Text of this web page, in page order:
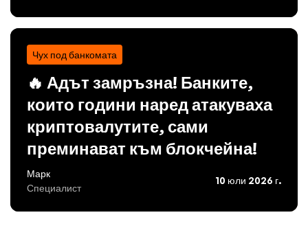
Чух под банкомата
🔥 Адът замръзна! Банките,
които години наред атакуваха
криптовалутите, сами
преминават към блокчейна!
Марк
Специалист
10 юли 2026 г.